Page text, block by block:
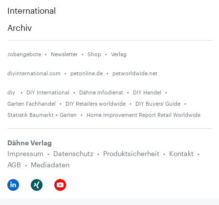
International
Archiv
Jobangebote Newsletter Shop Verlag
diyinternational.com petonline.de petworldwide.net
diy DIY International Dähne Infodienst
DIY Handel
Garten Fachhandel
DIY Retailers worldwide
DIY Buyers' Guide
Statistik Baumarkt + Garten
Home Improvement Report Retail Worldwide
Dähne Verlag
Impressum
Datenschutz Produktsicherheit
Kontakt
AGB
Mediadaten